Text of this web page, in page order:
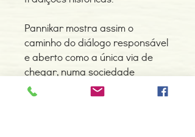
Pannikar mostra assim o
caminho do diálogo responsável
e aberto como a única via de
chegar, numa sociedade
individualista como a nossa, a
uma compreensão recíproca